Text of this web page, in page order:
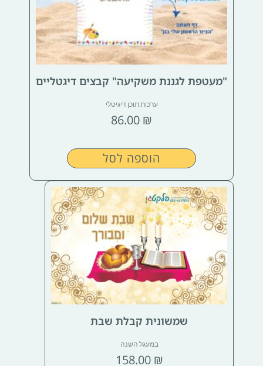
"מעטפת לגננת משקיעה" קבצים דיגטליים
ערכות תוכן דיגיטלי
86.00 ₪
הוספה לסל
שמשונית קבלת שבת
במעגל השנה
158.00 ₪